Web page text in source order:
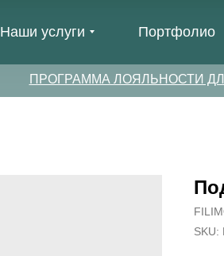
Наши услуги Портфолио
ПРОГРАММА ЛОЯЛЬНОСТИ
SKU: